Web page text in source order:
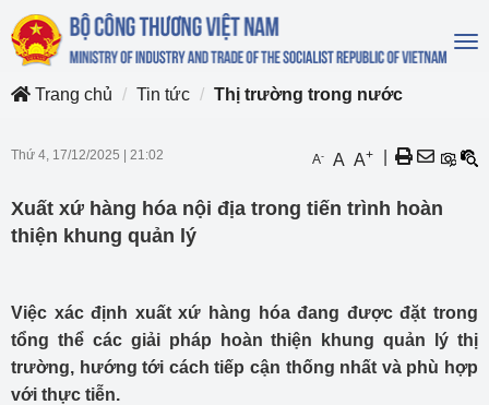
Trang chủ
Tin tức Thị trường trong nước
Thứ 4, 17/12/2025 21:02 A- A A+
Xuất xứ hàng hóa nội địa trong tiến trình hoàn
thiện khung quản lý
Việc xác định xuất xứ hàng hóa đang được đặt trong
tổng thể các giải pháp hoàn thiện khung quản lý thị
trường, hướng tới cách tiếp cận thống nhất và phù hợp
với thực tiễn.